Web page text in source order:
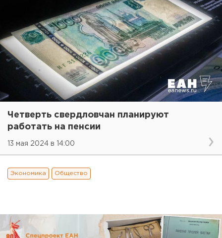
Четверть свердловчан планируют
работать на пенсии
13 мая 2024 в 14:00
Экономика Общество